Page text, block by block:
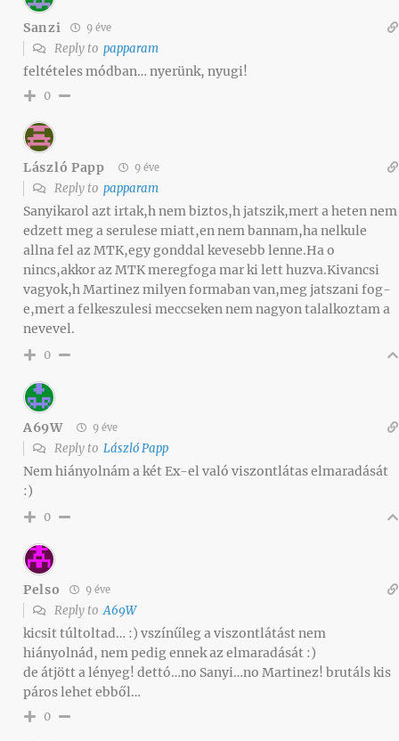
Sanzi 9 éve
Reply to papparam
feltételes módban… nyerünk, nyugi!
0
László Papp 9 éve
Reply to papparam
Sanyikarol azt irtak,h nem biztos,h jatszik,mert a heten nem
edzett meg a serulese miatt,en nem bannam,ha nelkule
allna fel az MTK,egy gonddal kevesebb lenne.Ha o
nincs,akkor az MTK meregfoga mar ki lett huzva.Kivancsi
vagyok,h Martinez milyen formaban van,meg jatszani fog-
e,mert a felkeszulesi meccseken nem nagyon talalkoztam a
nevevel.
0
A69W 9 éve
Reply to László Papp
Nem hiányolnám a két Ex-el való viszontlátas elmaradását
:)
0
Pelso 9 éve
Reply toA69W
kicsit túltoltad… :) vszínűleg a viszontlátást nem
hiányolnád, nem pedig ennek az elmaradását :)
de átjött a lényeg! dettó…no Sanyi…no Martinez! brutáls kis
páros lehet ebből…
0